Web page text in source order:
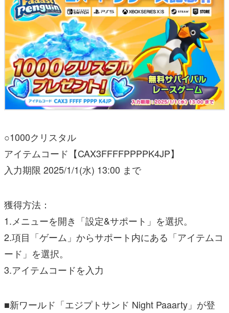
○1000クリスタル
アイテムコード【CAX3FFFFPPPPK4JP】
入力期限 2025/1/1(水) 13:00 まで
獲得方法：
1.メニューを開き「設定&サポート」を選択。
2.項目「ゲーム」からサポート内にある「アイテムコ
ード」を選択。
3.アイテムコードを入力
■新ワールド「エジプトサンド Night Paaarty」が登